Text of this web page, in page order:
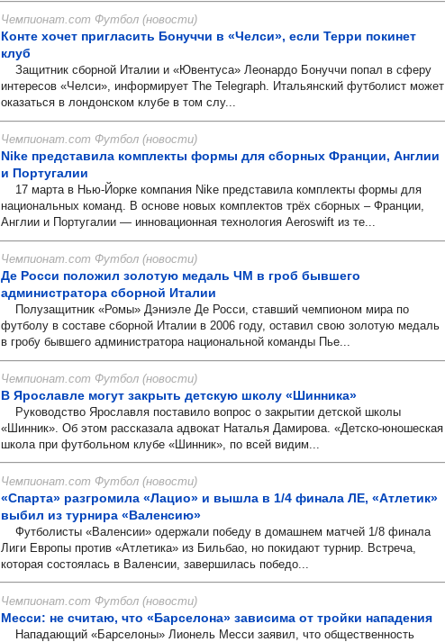
Чемпионат.com Футбол (новости)
Конте хочет пригласить Бонуччи в «Челси», если Терри покинет
клуб
Защитник сборной Италии и «Ювентуса» Леонардо Бонуччи попал в сферу
интересов «Челси», информирует The Telegraph. Итальянский футболист может
оказаться в лондонском клубе в том слу...
Чемпионат.com Футбол (новости)
Nike представила комплекты формы для сборных Франции, Англии
и Португалии
17 марта в Нью-Йорке компания Nike представила комплекты формы для
национальных команд. В основе новых комплектов трёх сборных – Франции,
Англии и Португалии — инновационная технология Aeroswift из те...
Чемпионат.com Футбол (новости)
Де Росси положил золотую медаль ЧМ в гроб бывшего
администратора сборной Италии
Полузащитник «Ромы» Дэниэле Де Росси, ставший чемпионом мира по
футболу в составе сборной Италии в 2006 году, оставил свою золотую медаль
в гробу бывшего администратора национальной команды Пье...
Чемпионат.com Футбол (новости)
В Ярославле могут закрыть детскую школу «Шинника»
Руководство Ярославля поставило вопрос о закрытии детской школы
«Шинник». Об этом рассказала адвокат Наталья Дамирова. «Детско-юношеская
школа при футбольном клубе «Шинник», по всей видим...
Чемпионат.com Футбол (новости)
«Спарта» разгромила «Лацио» и вышла в 1/4 финала ЛЕ, «Атлетик»
выбил из турнира «Валенсию»
Футболисты «Валенсии» одержали победу в домашнем матчей 1/8 финала
Лиги Европы против «Атлетика» из Бильбао, но покидают турнир. Встреча,
которая состоялась в Валенсии, завершилась победо...
Чемпионат.com Футбол (новости)
Месси: не считаю, что «Барселона» зависима от тройки нападения
Нападающий «Барселоны» Лионель Месси заявил, что общественность